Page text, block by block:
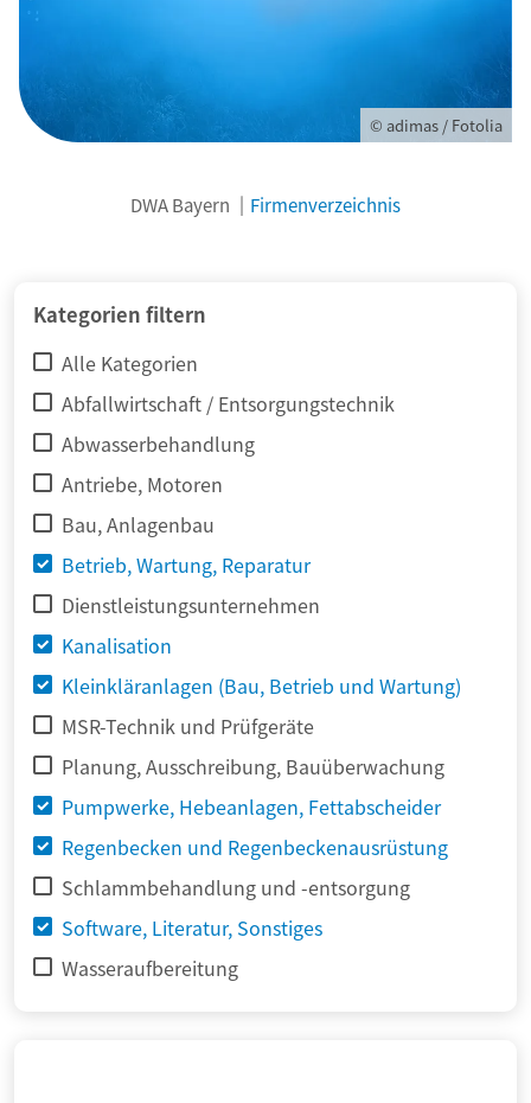
© adimas / Fotolia
DWA Bayern Firmenverzeichnis
Kategorien filtern
Alle Kategorien
Abfallwirtschaft / Entsorgungstechnik
Abwasserbehandlung
Antriebe, Motoren
Bau, Anlagenbau
Betrieb, Wartung, Reparatur
Dienstleistungsunternehmen
Kanalisation
Kleinkläranlagen (Bau, Betrieb und Wartung)
MSR-Technik und Prüfgeräte
Planung, Ausschreibung, Bauüberwachung
Pumpwerke, Hebeanlagen, Fettabscheider
Regenbecken und Regenbeckenausrüstung
Schlammbehandlung und -entsorgung
Software, Literatur, Sonstiges
Wasseraufbereitung